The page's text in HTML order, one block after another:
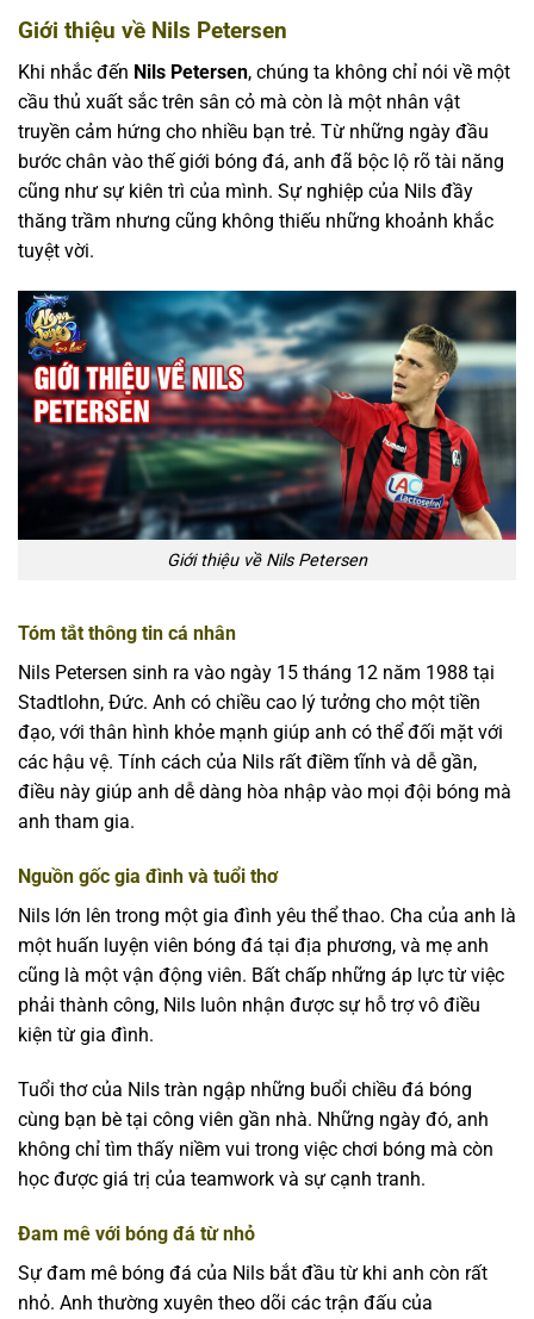
Giới thiệu về Nils Petersen
Khi nhắc đến Nils Petersen, chúng ta không chỉ nói về một
cầu thủ xuất sắc trên sân cỏ mà còn là một nhân vật
truyền cảm hứng cho nhiều bạn trẻ. Từ những ngày đầu
bước chân vào thế giới bóng đá, anh đã bộc lộ rõ tài năng
cũng như sự kiên trì của mình. Sự nghiệp của Nils đầy
thăng trầm nhưng cũng không thiếu những khoảnh khắc
tuyệt vời.
Giới thiệu về Nils Petersen
Tóm tắt thông tin cá nhân
Nils Petersen sinh ra vào ngày 15 tháng 12 năm 1988 tại
Stadtlohn, Đức. Anh có chiều cao lý tưởng cho một tiền
đạo, với thân hình khỏe mạnh giúp anh có thể đối mặt với
các hậu vệ. Tính cách của Nils rất điềm tĩnh và dễ gần,
điều này giúp anh dễ dàng hòa nhập vào mọi đội bóng mà
anh tham gia.
Nguồn gốc gia đình và tuổi thơ
Nils lớn lên trong một gia đình yêu thể thao. Cha của anh là
một huấn luyện viên bóng đá tại địa phương, và mẹ anh
cũng là một vận động viên. Bất chấp những áp lực từ việc
phải thành công, Nils luôn nhận được sự hỗ trợ vô điều
kiện từ gia đình.
Tuổi thơ của Nils tràn ngập những buổi chiều đá bóng
cùng bạn bè tại công viên gần nhà. Những ngày đó, anh
không chỉ tìm thấy niềm vui trong việc chơi bóng mà còn
học được giá trị của teamwork và sự cạnh tranh.
Đam mê với bóng đá từ nhỏ
Sự đam mê bóng đá của Nils bắt đầu từ khi anh còn rất
nhỏ. Anh thường xuyên theo dõi các trận đấu của